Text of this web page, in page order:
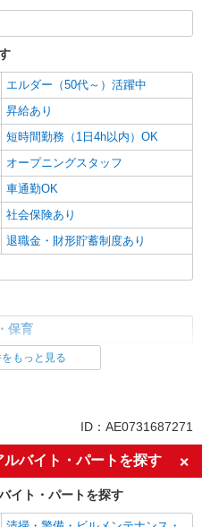
エルダー（50代～）活躍中
昇給あり
短時間勤務（1日4h以内）OK
オープニングスタッフ
車通勤OK
社会保険あり
退職金・財形貯蓄制度あり
保育
オープニングスタッフ
交通費支給
産休・育休取得実績あり
もっと見る
ID：AE0731687271
バイト・パートを探す
イト・パートを探す